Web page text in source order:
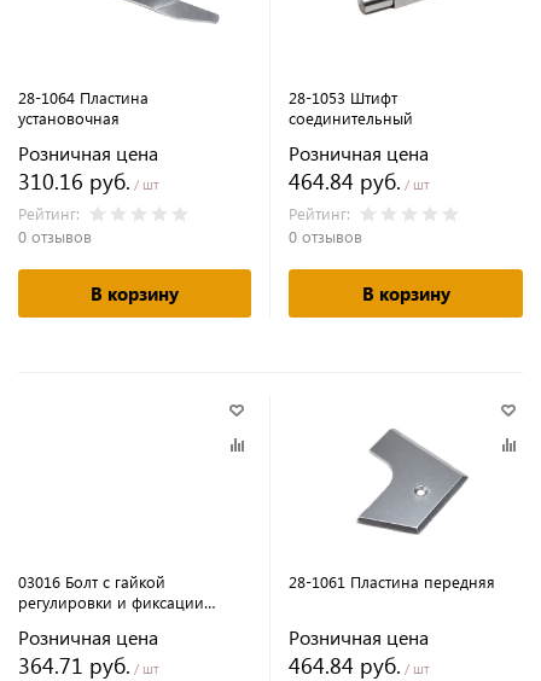
28-1064 Пластина
установочная
Розничная цена
310.16 руб. / шт
Рейтинг:
0 отзывов
В корзину
28-1053 Штифт
соединительный
Розничная цена
464.84 руб. / шт
Рейтинг:
0 отзывов
В корзину
03016 Болт с гайкой
регулировки и фиксации
Розничная цена
364.71 руб. / шт
28-1061 Пластина передняя
Розничная цена
464.84 руб. / шт